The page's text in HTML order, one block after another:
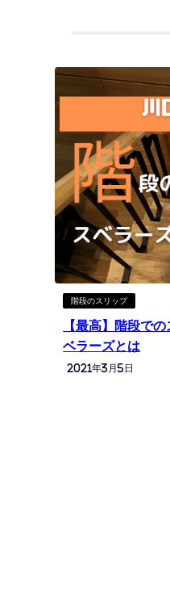
階段のスリップ
【最高】階段で
ベラーズとは
2021年3月5日